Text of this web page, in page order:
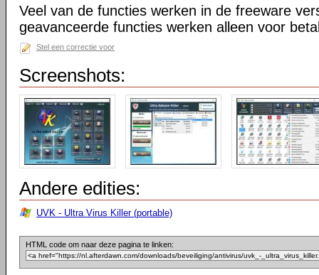
Veel van de functies werken in de freeware
geavanceerde functies werken alleen voor
Stel een correctie voor
Screenshots:
Andere edities:
UVK - Ultra Virus Killer (portable)
HTML code om naar deze pagina te linken: